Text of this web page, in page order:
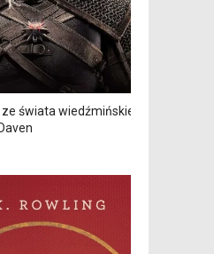
świata wiedźmińskiego